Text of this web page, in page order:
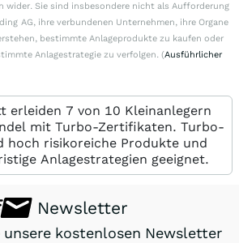
wider. Sie sind insbesondere nicht als Aufforderung
AG, ihre verbundenen Unternehmen, ihre Organe
bestimmte Anlageprodukte zu kaufen oder
Anlagestrategie zu verfolgen. (Ausführlicher
erleiden 7 von 10 Kleinanlegern
mit Turbo-Zertifikaten. Turbo-
hoch risikoreiche Produkte und
Anlagestrategien geeignet.
Newsletter
unsere kostenlosen Newsletter